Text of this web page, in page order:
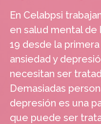
En Celabpsi
en salud mental de
19 desde la
ansiedad y
necesitan ser
Demasiadas
depresión es una
que puede ser